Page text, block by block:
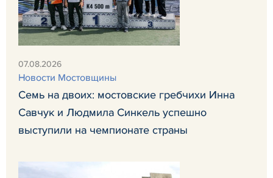
07.08.2026
Новости Мостовщины
Семь на двоих: мостовские гребчихи Инна
Савчук и Людмила Синкель успешно
выступили на чемпионате страны